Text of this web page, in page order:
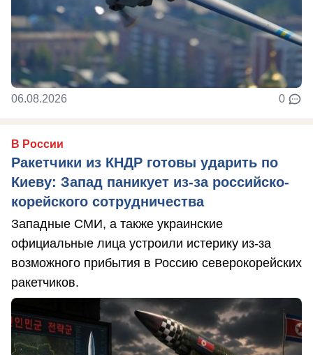
06.08.2026 0
В России
Ракетчики из КНДР готовы ударить по
Киеву: Запад паникует из-за российско-
корейского сотрудничества
Западные СМИ, а также украинские
официальные лица устроили истерику из-за
возможного прибытия в Россию северокорейских
ракетчиков.